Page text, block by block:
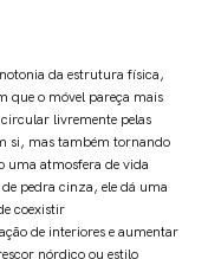
da estrutura física,
que o móvel pareça mais
livremente pelas
si, mas também tornando
uma atmosfera de vida
pedra cinza, ele dá uma
coexistir
de interiores e aumentar
nórdico ou estilo